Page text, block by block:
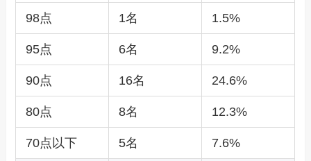
98点 1名 1.5%
95点 6名 9.2%
90点 16名 24.6%
80点 8名 12.3%
70点以下 5名 7.6%